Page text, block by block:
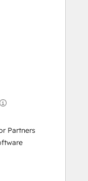
Partners